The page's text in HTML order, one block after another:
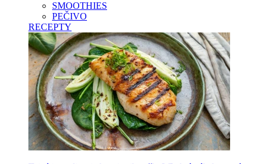
SMOOTHIES
PEČIVO
RECEPTY